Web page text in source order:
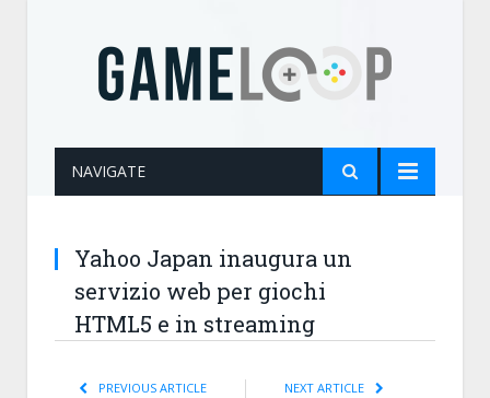
NAVIGATE
Yahoo Japan inaugura un
servizio web per giochi
HTML5 e in streaming
PREVIOUS ARTICLE NEXT ARTICLE